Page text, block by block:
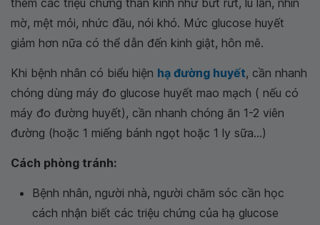
thêm các triệu chứng thần kinh như bứt rứt, lú lẫn, nhìn
mờ, mệt mỏi, nhức đầu, nói khó. Mức glucose huyết
giảm hơn nữa có thể dẫn đến kinh giật, hôn mê.
Khi bệnh nhân có biểu hiện hạ đường huyết, cần nhanh
chóng dùng máy đo glucose huyết mao mạch ( nếu có
máy đo đường huyết), cần nhanh chóng ăn 1-2 viên
đường (hoặc 1 miếng bánh ngọt hoặc 1 ly sữa...)
Cách phòng tránh:
Bệnh nhân, người nhà, người chăm sóc cần học
cách nhận biết các triệu chứng của hạ glucose